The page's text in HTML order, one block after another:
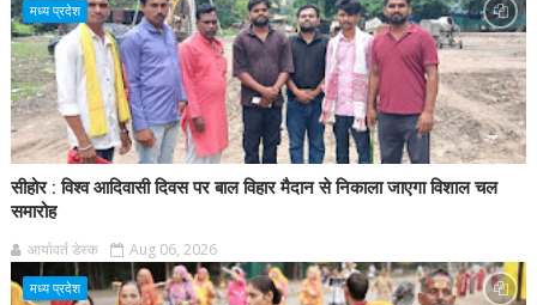
मध्य प्रदेश
सीहोर : विश्व आदिवासी दिवस पर बाल विहार मैदान से निकाला जाएगा विशाल चल
समारोह
आर्यावर्त डेस्क Aug 06, 2026
मध्य प्रदेश